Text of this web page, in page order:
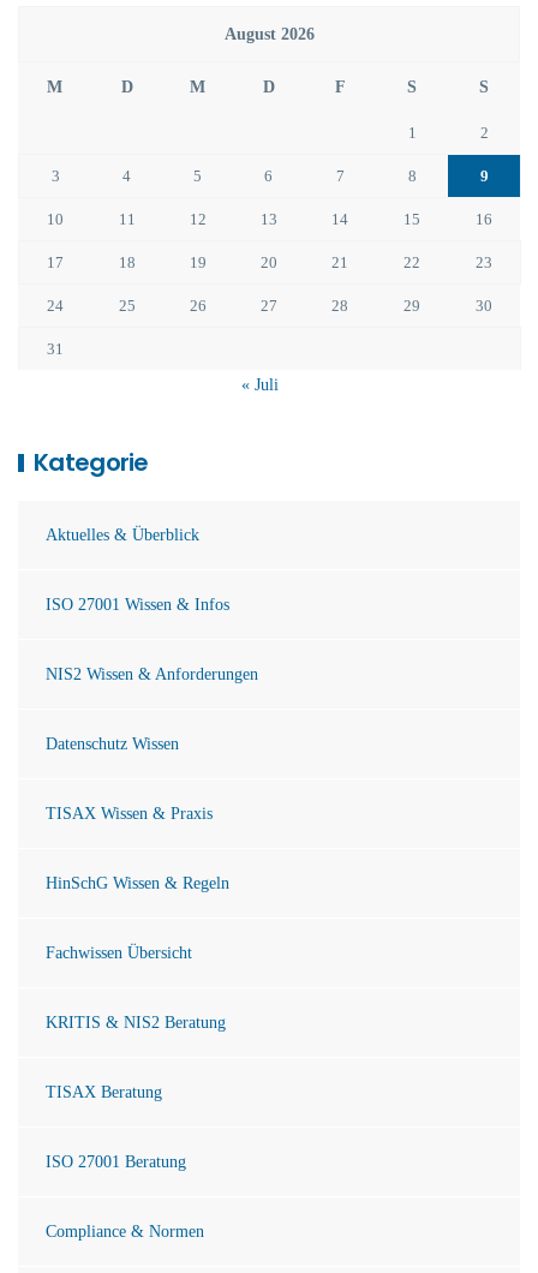
August 2026
M D M D F S S
1 2
3 4 5 6 7 8 9
10 11 12 13 14 15 16
17 18 19 20 21 22 23
24 25 26 27 28 29 30
31
« Juli
Kategorie
Aktuelles & Überblick
ISO 27001 Wissen & Infos
NIS2 Wissen & Anforderungen
Datenschutz Wissen
TISAX Wissen & Praxis
HinSchG Wissen & Regeln
Fachwissen Übersicht
KRITIS & NIS2 Beratung
TISAX Beratung
ISO 27001 Beratung
Compliance & Normen